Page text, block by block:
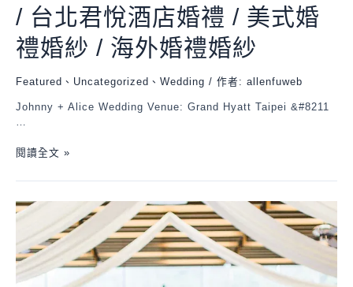
/ 台北君悅酒店婚禮 / 美式婚
禮婚紗 / 海外婚禮婚紗
Featured 、 Uncategorized 、 Wedding / 作者: allenfuweb
Johnny + Alice Wedding Venue: Grand Hyatt Taipei &#8211
閱讀全文 »